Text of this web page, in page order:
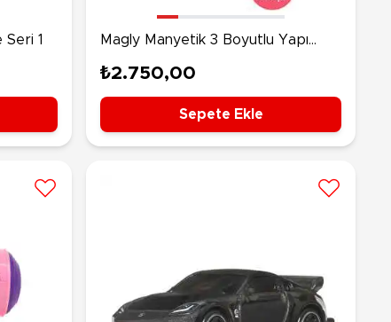
Ekipmanlar
- Havuz Ürünleri
Oyuncakları
Araçlar
Oyuncaklar
Seri 1
Magly Manyetik 3 Boyutlu Yapı
₺2.750,00
Sepete Ekle